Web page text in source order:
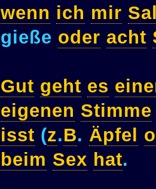
wenn ich mir
gieße oder acht
Gut geht es
eigenen Stimme
isst (z.B. Äpfel
beim Sex hat.